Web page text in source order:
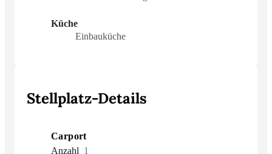
Küche
Einbauküche
Stellplatz-Details
Carport
Anzahl 1